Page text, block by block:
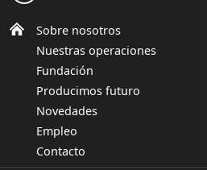
Sobre nosotros
Nuestras operaciones
Fundación
Producimos futuro
Novedades
Empleo
Contacto